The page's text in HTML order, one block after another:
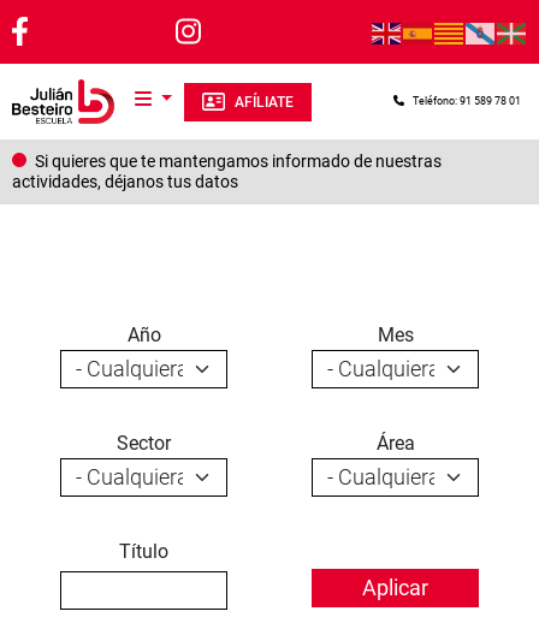
Pasar al contenido principal
AFÍLIATE Teléfono: 91 589 78 01
Si quieres que te mantengamos informado de nuestras
actividades, déjanos tus datos
Año Mes
Sector Área
Título